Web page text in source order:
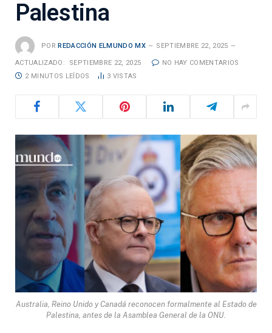
Palestina
POR REDACCIÓN ELMUNDO MX SEPTIEMBRE 22, 2025
ACTUALIZADO: SEPTIEMBRE 22, 2025
NO HAY COMENTARIOS
2 MINUTOS LEÍDOS
3 VISTAS
Australia, Reino Unido y Canadá reconocen formalmente al Estado de
Palestina, antes de la Asamblea General de la ONU.